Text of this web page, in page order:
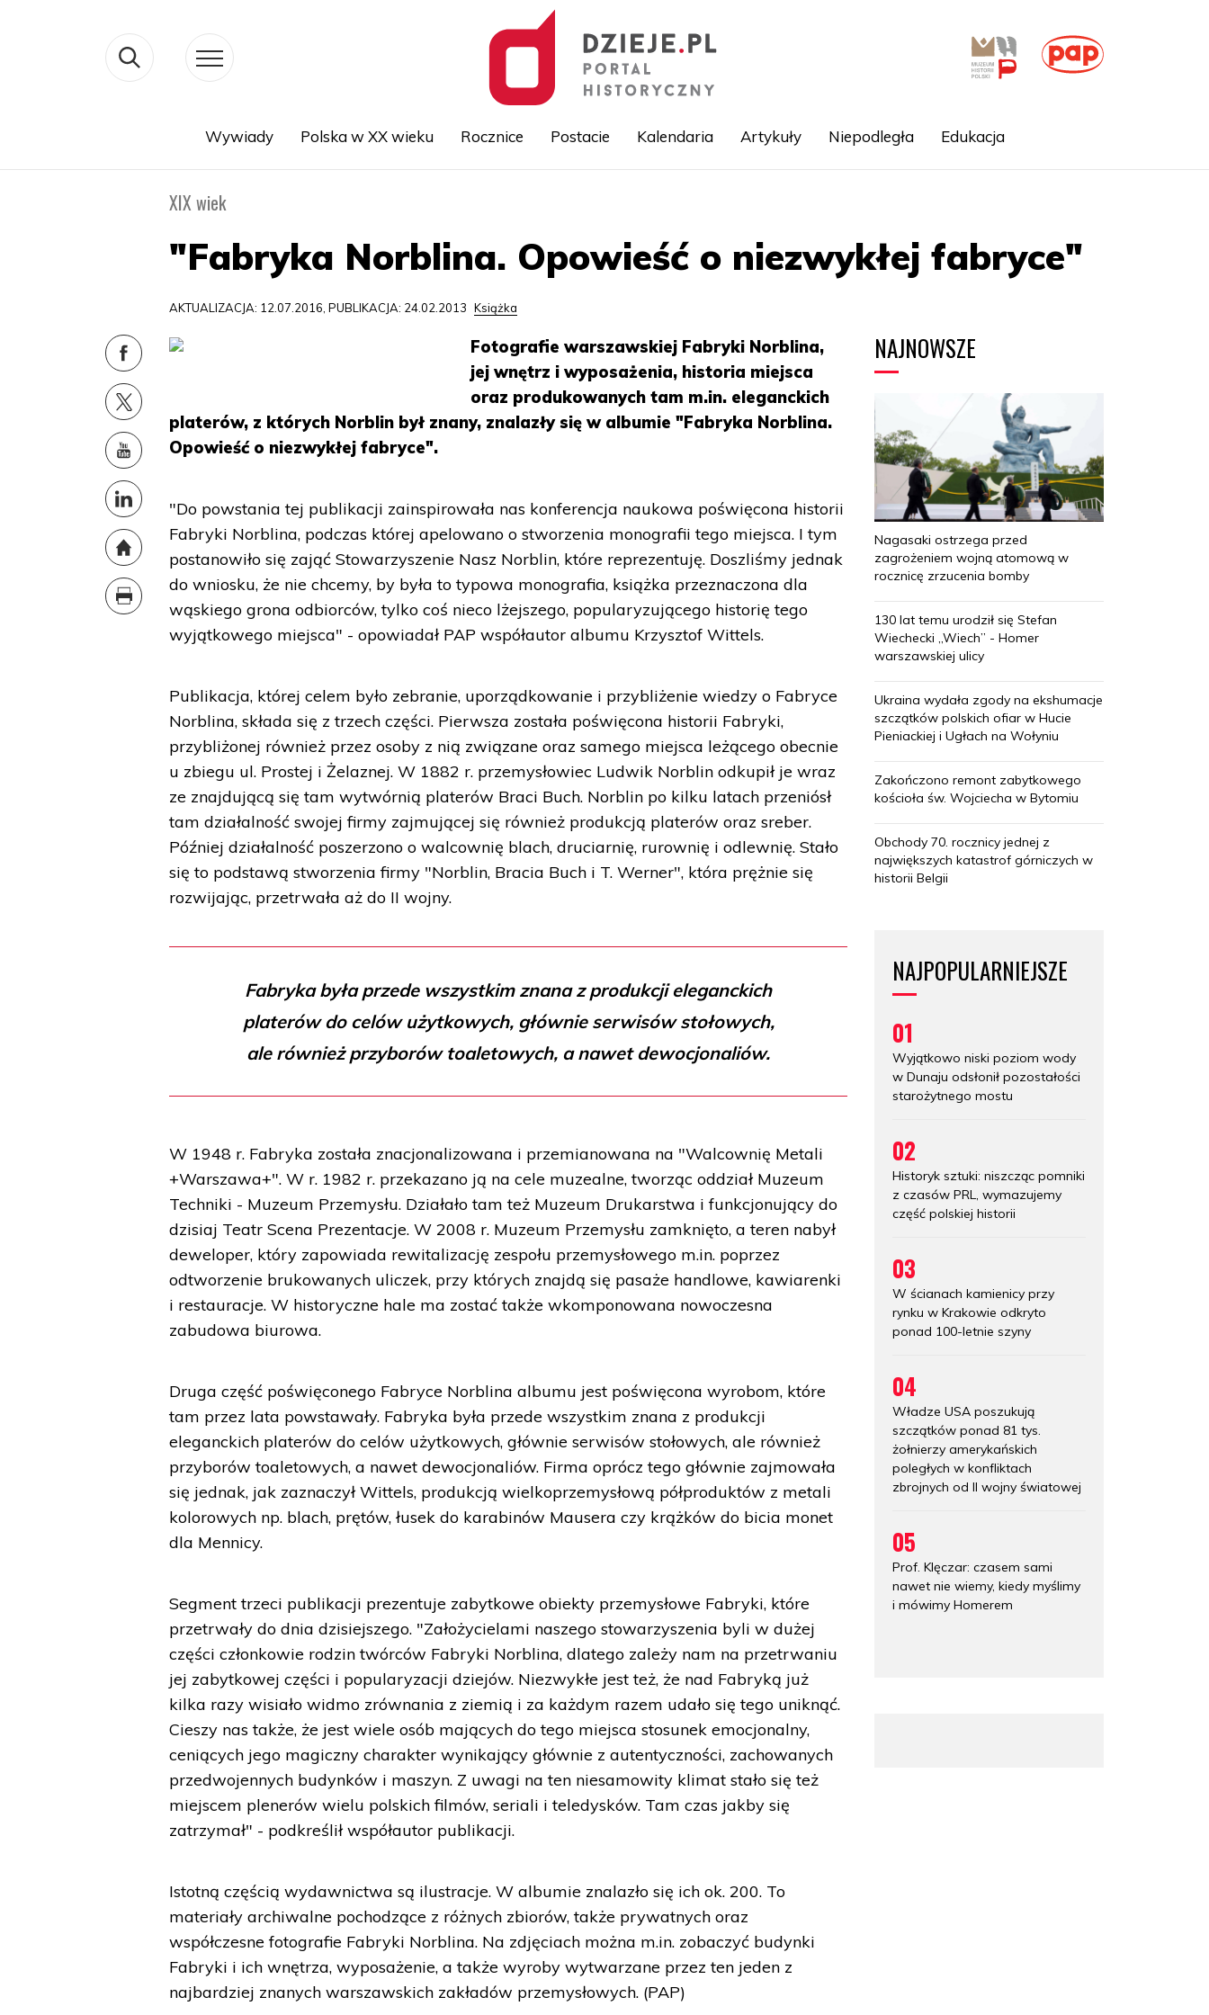
treści
Wywiady Polska w XX wieku Rocznice Postacie Kalendaria Artykuły Niepodległa Edukacja
XIX wiek
"Fabryka Norblina. Opowieść o niezwykłej fabryce"
AKTUALIZACJA: 12.07.2016, PUBLIKACJA: 24.02.2013 Książka
Fotografie warszawskiej Fabryki Norblina,
jej wnętrz i wyposażenia, historia miejsca
oraz produkowanych tam m.in. eleganckich
platerów, z których Norblin był znany, znalazły się w albumie "Fabryka Norblina.
Opowieść o niezwykłej fabryce".
"Do powstania tej publikacji zainspirowała nas konferencja naukowa poświęcona historii
Fabryki Norblina, podczas której apelowano o stworzenia monografii tego miejsca. I tym
postanowiło się zająć Stowarzyszenie Nasz Norblin, które reprezentuję. Doszliśmy jednak
do wniosku, że nie chcemy, by była to typowa monografia, książka przeznaczona dla
wąskiego grona odbiorców, tylko coś nieco lżejszego, popularyzującego historię tego
wyjątkowego miejsca" - opowiadał PAP współautor albumu Krzysztof Wittels.
Publikacja, której celem było zebranie, uporządkowanie i przybliżenie wiedzy o Fabryce
Norblina, składa się z trzech części. Pierwsza została poświęcona historii Fabryki,
przybliżonej również przez osoby z nią związane oraz samego miejsca leżącego obecnie
u zbiegu ul. Prostej i Żelaznej. W 1882 r. przemysłowiec Ludwik Norblin odkupił je wraz
ze znajdującą się tam wytwórnią platerów Braci Buch. Norblin po kilku latach przeniósł
tam działalność swojej firmy zajmującej się również produkcją platerów oraz sreber.
Później działalność poszerzono o walcownię blach, druciarnię, rurownię i odlewnię. Stało
się to podstawą stworzenia firmy "Norblin, Bracia Buch i T. Werner", która prężnie się
rozwijając, przetrwała aż do II wojny.
Fabryka była przede wszystkim znana z produkcji eleganckich
platerów do celów użytkowych, głównie serwisów stołowych,
ale również przyborów toaletowych, a nawet dewocjonaliów.
W 1948 r. Fabryka została znacjonalizowana i przemianowana na "Walcownię Metali
+Warszawa+". W r. 1982 r. przekazano ją na cele muzealne, tworząc oddział Muzeum
Techniki - Muzeum Przemysłu. Działało tam też Muzeum Drukarstwa i funkcjonujący do
dzisiaj Teatr Scena Prezentacje. W 2008 r. Muzeum Przemysłu zamknięto, a teren nabył
deweloper, który zapowiada rewitalizację zespołu przemysłowego m.in. poprzez
odtworzenie brukowanych uliczek, przy których znajdą się pasaże handlowe, kawiarenki
i restauracje. W historyczne hale ma zostać także wkomponowana nowoczesna
zabudowa biurowa.
Druga część poświęconego Fabryce Norblina albumu jest poświęcona wyrobom, które
tam przez lata powstawały. Fabryka była przede wszystkim znana z produkcji
eleganckich platerów do celów użytkowych, głównie serwisów stołowych, ale również
przyborów toaletowych, a nawet dewocjonaliów. Firma oprócz tego głównie zajmowała
się jednak, jak zaznaczył Wittels, produkcją wielkoprzemysłową półproduktów z metali
kolorowych np. blach, prętów, łusek do karabinów Mausera czy krążków do bicia monet
dla Mennicy.
Segment trzeci publikacji prezentuje zabytkowe obiekty przemysłowe Fabryki, które
przetrwały do dnia dzisiejszego. "Założycielami naszego stowarzyszenia byli w dużej
części członkowie rodzin twórców Fabryki Norblina, dlatego zależy nam na przetrwaniu
jej zabytkowej części i popularyzacji dziejów. Niezwykłe jest też, że nad Fabryką już
kilka razy wisiało widmo zrównania z ziemią i za każdym razem udało się tego uniknąć.
Cieszy nas także, że jest wiele osób mających do tego miejsca stosunek emocjonalny,
ceniących jego magiczny charakter wynikający głównie z autentyczności, zachowanych
przedwojennych budynków i maszyn. Z uwagi na ten niesamowity klimat stało się też
miejscem plenerów wielu polskich filmów, seriali i teledysków. Tam czas jakby się
zatrzymał" - podkreślił współautor publikacji.
Istotną częścią wydawnictwa są ilustracje. W albumie znalazło się ich ok. 200. To
materiały archiwalne pochodzące z różnych zbiorów, także prywatnych oraz
współczesne fotografie Fabryki Norblina. Na zdjęciach można m.in. zobaczyć budynki
Fabryki i ich wnętrza, wyposażenie, a także wyroby wytwarzane przez ten jeden z
najbardziej znanych warszawskich zakładów przemysłowych. (PAP)
NAJNOWSZE
Nagasaki ostrzega przed
zagrożeniem wojną atomową w
rocznicę zrzucenia bomby
130 lat temu urodził się Stefan
Wiechecki „Wiech” - Homer
warszawskiej ulicy
Ukraina wydała zgody na ekshumacje
szczątków polskich ofiar w Hucie
Pieniackiej i Ugłach na Wołyniu
Zakończono remont zabytkowego
kościoła św. Wojciecha w Bytomiu
Obchody 70. rocznicy jednej z
największych katastrof górniczych w
historii Belgii
NAJPOPULARNIEJSZE
01
Wyjątkowo niski poziom wody
w Dunaju odsłonił pozostałości
starożytnego mostu
02
Historyk sztuki: niszcząc pomniki
z czasów PRL, wymazujemy
część polskiej historii
03
W ścianach kamienicy przy
rynku w Krakowie odkryto
ponad 100-letnie szyny
04
Władze USA poszukują
szczątków ponad 81 tys.
żołnierzy amerykańskich
poległych w konfliktach
zbrojnych od II wojny światowej
05
Prof. Klęczar: czasem sami
nawet nie wiemy, kiedy myślimy
i mówimy Homerem